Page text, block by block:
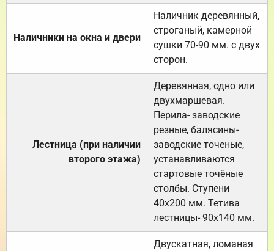
Наличники на окна и двери
Наличник деревянный,
строганый, камерной
сушки 70-90 мм. с двух
сторон.
Лестница (при наличии
второго этажа)
Деревянная, одно или
двухмаршевая.
Перила- заводские
резные, балясины-
заводские точеные,
устанавливаются
стартовые точёные
столбы. Ступени
40х200 мм. Тетива
лестницы- 90х140 мм.
Двускатная, ломаная